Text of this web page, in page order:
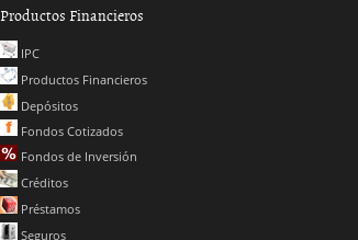
Productos Financieros
IPC
Productos Financieros
Depósitos
Fondos Cotizados
Fondos de Inversión
Créditos
Préstamos
Seguros